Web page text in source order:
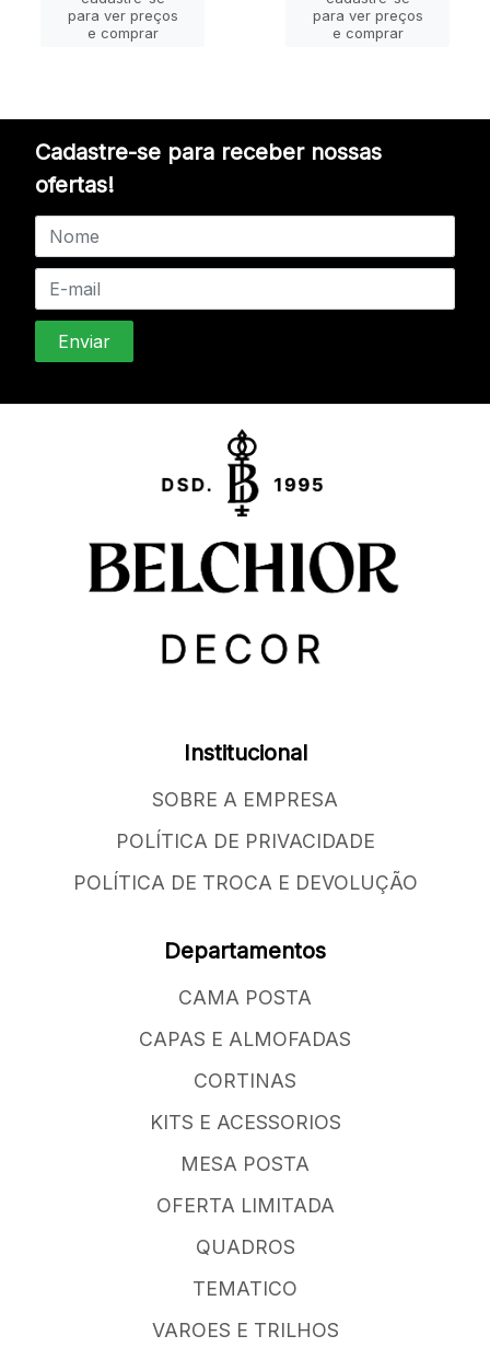
para ver preços
e comprar
para ver preços
e comprar
Cadastre-se para receber nossas
ofertas!
Institucional
SOBRE A EMPRESA
POLÍTICA DE PRIVACIDADE
POLÍTICA DE TROCA E DEVOLUÇÃO
Departamentos
CAMA POSTA
CAPAS E ALMOFADAS
CORTINAS
KITS E ACESSORIOS
MESA POSTA
OFERTA LIMITADA
QUADROS
TEMATICO
VAROES E TRILHOS